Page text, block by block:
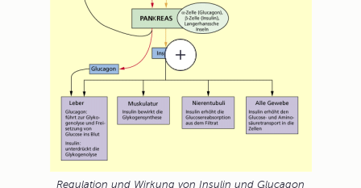
Regulation und Wirkung von Insulin und Glucagon